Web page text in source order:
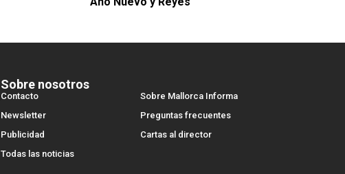
Sobre nosotros
Contacto
Sobre Mallorca Informa
Newsletter
Preguntas frecuentes
Publicidad
Cartas al director
Todas las noticias